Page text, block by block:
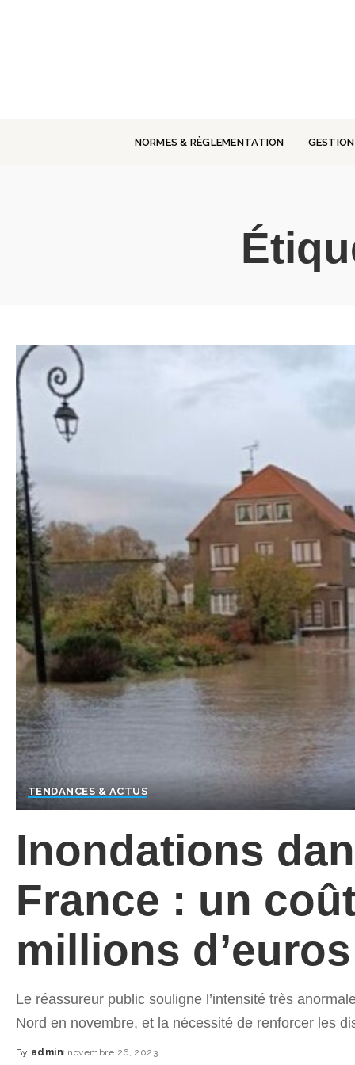
NORMES & RÈGLEMENTATION
TENDANCES & ACTUS
Inondations
France : un
millions
Le réassureur public souligne l’intensité très
Nord en novembre, et la nécessité de renforcer les
Posted
By admin novembre 26, 2023